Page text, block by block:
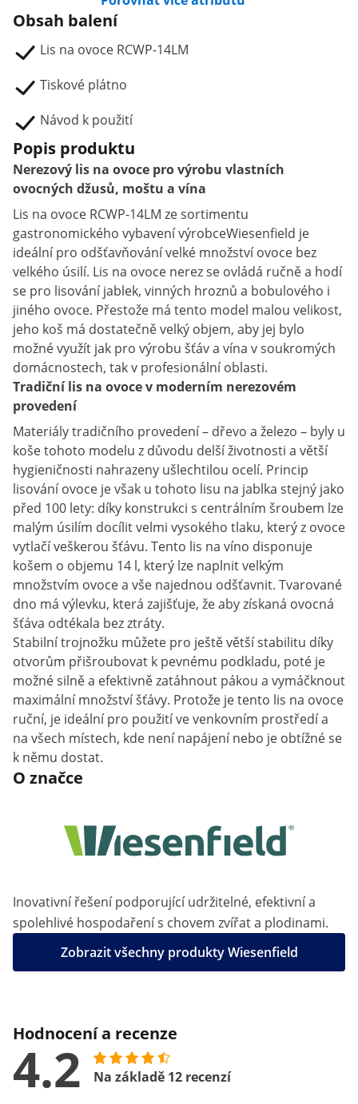
Obsah balení
Lis na ovoce RCWP-14LM
Tiskové plátno
Návod k použití
Popis produktu
Nerezový lis na ovoce pro výrobu vlastních
ovocných džusů, moštu a vína
Lis na ovoce RCWP-14LM ze sortimentu
gastronomického vybavení výrobceWiesenfield je
ideální pro odšťavňování velké množství ovoce bez
velkého úsilí. Lis na ovoce nerez se ovládá ručně a hodí
se pro lisování jablek, vinných hroznů a bobulového i
jiného ovoce. Přestože má tento model malou velikost,
jeho koš má dostatečně velký objem, aby jej bylo
možné využít jak pro výrobu šťáv a vína v soukromých
domácnostech, tak v profesionální oblasti.
Tradiční lis na ovoce v moderním nerezovém
provedení
Materiály tradičního provedení – dřevo a železo – byly u
koše tohoto modelu z důvodu delší životnosti a větší
hygieničnosti nahrazeny ušlechtilou ocelí. Princip
lisování ovoce je však u tohoto lisu na jablka stejný jako
před 100 lety: díky konstrukci s centrálním šroubem lze
malým úsilím docílit velmi vysokého tlaku, který z ovoce
vytlačí veškerou šťávu. Tento lis na víno disponuje
košem o objemu 14 l, který lze naplnit velkým
množstvím ovoce a vše najednou odšťavnit. Tvarované
dno má výlevku, která zajišťuje, že aby získaná ovocná
šťáva odtékala bez ztráty.
Stabilní trojnožku můžete pro ještě větší stabilitu díky
otvorům přišroubovat k pevnému podkladu, poté je
možné silně a efektivně zatáhnout pákou a vymáčknout
maximální množství šťávy. Protože je tento lis na ovoce
ruční, je ideální pro použití ve venkovním prostředí a
na všech místech, kde není napájení nebo je obtížné se
k němu dostat.
O značce
Inovativní řešení podporující udržitelné, efektivní a
spolehlivé hospodaření s chovem zvířat a plodinami.
Zobrazit všechny produkty Wiesenfield
Hodnocení a recenze
4.2 Na základě 12 recenzí